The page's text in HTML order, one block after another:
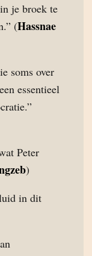
je broek te
(Hassnae
soms over
essentieel
Peter
)
in dit